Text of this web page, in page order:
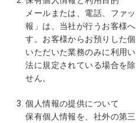
メールまたは、電話、ファ
報」は、当社が行うお客様
す。お客様からお預りした
いただいた業務のみに利用
法に規定されている場合を
せん。
個人情報の提供について
保有個人情報を、社外の第